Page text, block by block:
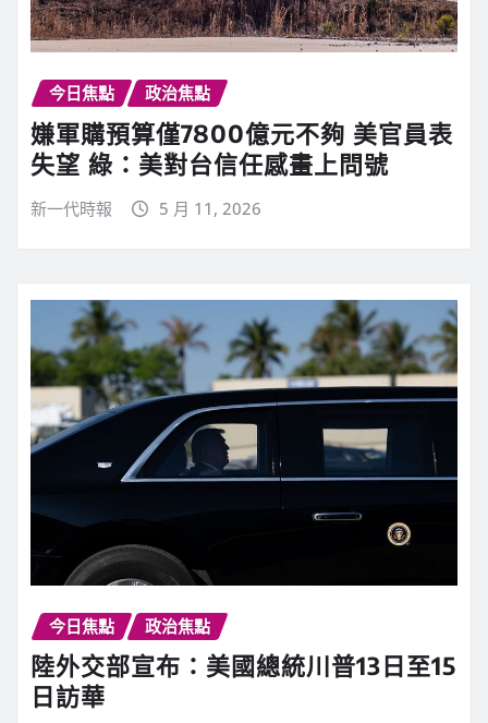
今日焦點 政治焦點
嫌軍購預算僅7800億元不夠 美官員表
失望 綠：美對台信任感畫上問號
新一代時報 5 月 11, 2026
今日焦點 政治焦點
陸外交部宣布：美國總統川普13日至15
日訪華